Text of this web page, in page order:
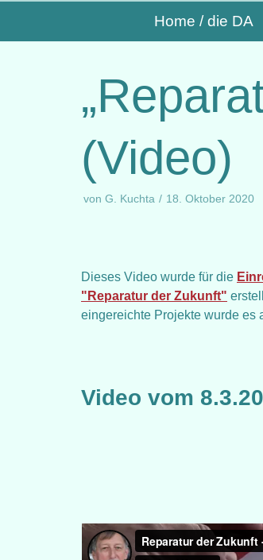
Home / die DA
(Video)
von G. Kuchta 18. Oktober 2020
Dieses Video wurde für die
"Reparatur der Zukunft"
eingereichte Projekte wurde es
Video vom